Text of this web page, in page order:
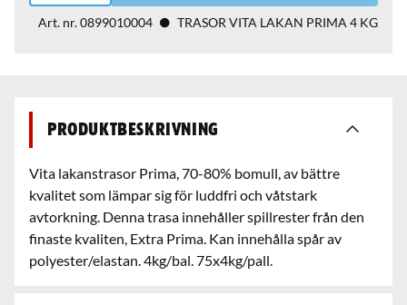
Art. nr.0899010004 TRASOR VITA LAKAN PRIMA 4 KG
Produktbeskrivning
Vita lakanstrasor Prima, 70-80% bomull, av bättre
kvalitet som lämpar sig för luddfri och våtstark
avtorkning. Denna trasa innehåller spillrester från den
finaste kvaliten, Extra Prima. Kan innehålla spår av
polyester/elastan. 4kg/bal. 75x4kg/pall.